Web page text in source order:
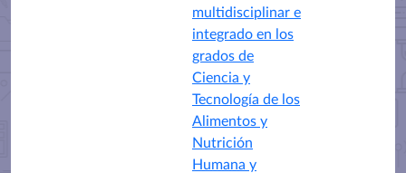
multidisciplinar e
integrado en los
grados de
Ciencia y
Tecnología de los
Alimentos y
Nutrición
Humana y